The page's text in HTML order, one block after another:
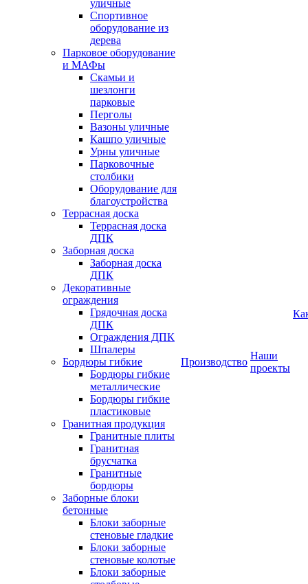
уличные
Спортивное
оборудование из
дерева
Парковое оборудование
и МАФы
Скамьи и
шезлонги
парковые
Перголы
Вазоны уличные
Кашпо уличные
Урны уличные
Парковочные
столбики
Оборудование для
благоустройства
Террасная доска
Террасная доска
ДПК
Заборная доска
Заборная доска
ДПК
Декоративные
ограждения
Грядочная доска
ДПК
Ограждения ДПК
Шпалеры
Бордюры гибкие
Бордюры гибкие
металлические
Бордюры гибкие
пластиковые
Гранитная продукция
Гранитные плиты
Гранитная
брусчатка
Гранитные
бордюры
Заборные блоки
бетонные
Блоки заборные
стеновые гладкие
Блоки заборные
стеновые колотые
Блоки заборные
Производство
Наши
проекты